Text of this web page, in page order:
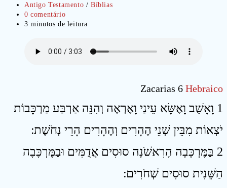
post:
publicado:
Categoria
do
post:
Antigo Testamento / Bíblias
Comentários
do
0 comentário
Tempo
3 minutos de leitura
Zacarias 6 Hebraico
1 וָאָשֻׁב וָאֶשָּׂא עֵינַי וָאֶרְאֶה וְהִנֵּה אַרְבַּע מַרְכָּבוֹת
יֹצְאוֹת מִבֵּין שְׁנֵי הֶהָרִים וְהֶהָרִים הָרֵי נְחֹשֶׁת ׃
2 בַּמֶּרְכָּבָה הָרִאשֹׁנָה סוּסִים אֲדֻמִּים וּבַמֶּרְכָּבָה
הַשֵּׁנִית סוּסִים שְׁחֹרִים ׃